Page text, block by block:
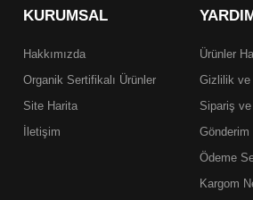
KURUMSAL
Hakkımızda
Organik Sertifikalı Ürünler
Site Harita
İletişim
Ürünler
Gizlilik ve
Sipariş
Gönderim
Ödeme
Kargom